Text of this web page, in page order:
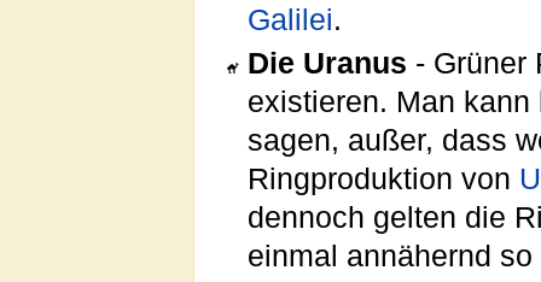
Galilei.
Die Uranus - Grüner
existieren. Man
sagen, außer, dass
Ringproduktion von
dennoch gelten die
einmal annähernd